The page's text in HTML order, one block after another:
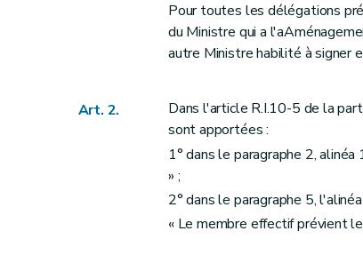
Pour toutes les délégations
du Ministre qui a
autre Ministre habilité à signer
Art. 2.
Dans l'article R.I.10-5 de la
sont apportées :
1° dans le paragraphe 2, alinéa
» ;
2° dans le paragraphe 5,
« Le membre effectif prévient